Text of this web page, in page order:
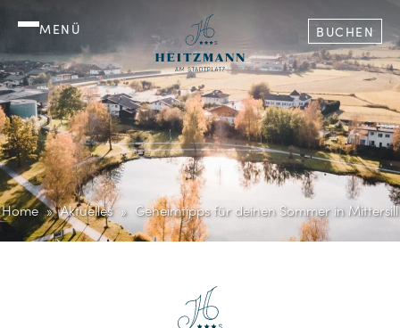
MENÜ BUCHEN
Home Aktuelles Geheimtipps für deinen Sommer in Mittersill